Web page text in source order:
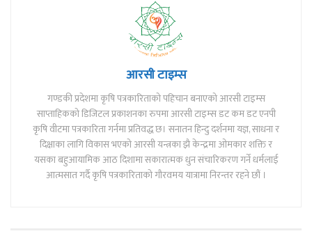
आरसी टाइम्स
गण्डकी प्रदेशमा कृषि पत्रकारिताको पहिचान बनाएको आरसी टाइम्स
साप्ताहिकको डिजिटल प्रकाशनका रुपमा आरसी टाइम्स डट कम डट एनपी
कृषि वीटमा पत्रकारिता गर्नमा प्रतिवद्ध छ। सनातन हिन्दु दर्शनमा यज्ञ, साधना र
दिक्षाका लागि विकास भएको आरसी यन्त्रका झै केन्द्रमा ओमकार शक्ति र
यसका बहुआयामिक आठ दिशामा सकारात्मक धुन संचारिकरण गर्ने धर्मलाई
आत्मसात गर्दै कृषि पत्रकारिताको गौरवमय यात्रामा निरन्तर रहने छौं ।